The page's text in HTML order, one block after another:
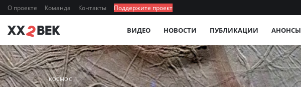
О проекте Команда Контакты Поддержите проект
ВИДЕО НОВОСТИ ПУБЛИКАЦИИ АНОНСЫ
КОСМОС